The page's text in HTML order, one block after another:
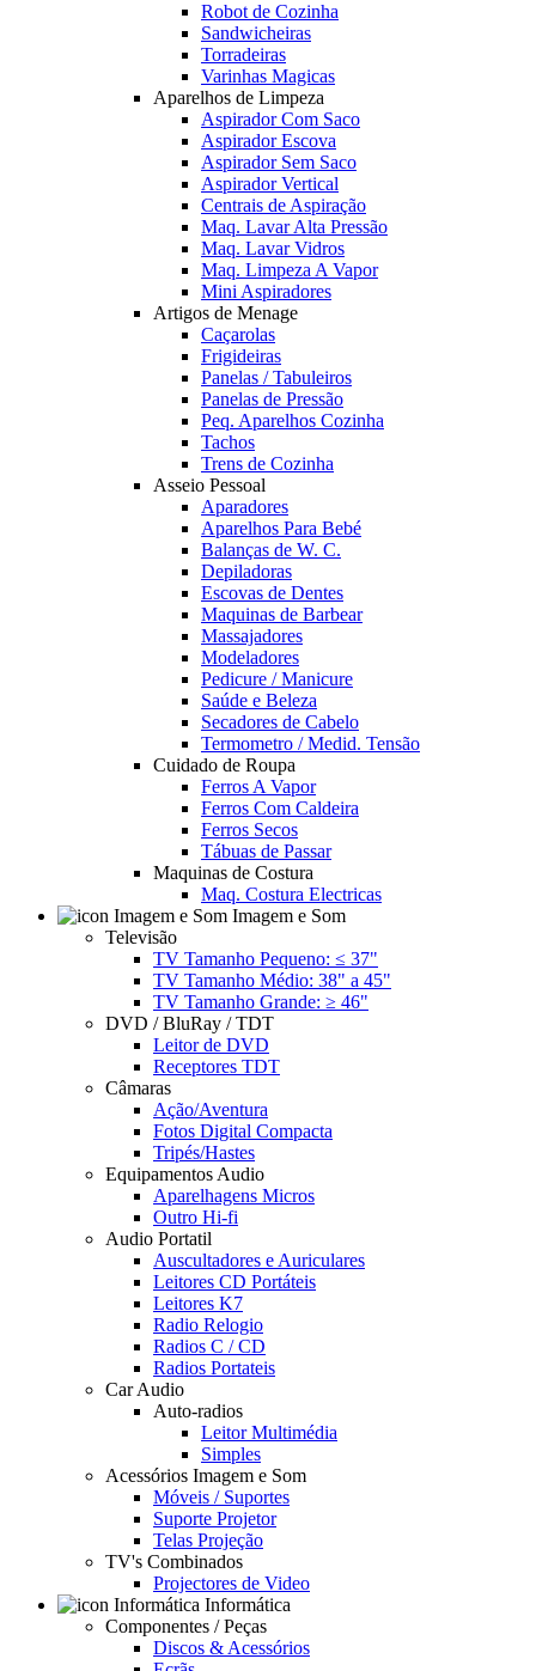
Robot de Cozinha
Sandwicheiras
Torradeiras
Varinhas Magicas
Aparelhos de Limpeza
Aspirador Com Saco
Aspirador Escova
Aspirador Sem Saco
Aspirador Vertical
Centrais de Aspiração
Maq. Lavar Alta Pressão
Maq. Lavar Vidros
Maq. Limpeza A Vapor
Mini Aspiradores
Artigos de Menage
Caçarolas
Frigideiras
Panelas / Tabuleiros
Panelas de Pressão
Peq. Aparelhos Cozinha
Tachos
Trens de Cozinha
Asseio Pessoal
Aparadores
Aparelhos Para Bebé
Balanças de W. C.
Depiladoras
Escovas de Dentes
Maquinas de Barbear
Massajadores
Modeladores
Pedicure / Manicure
Saúde e Beleza
Secadores de Cabelo
Termometro / Medid. Tensão
Cuidado de Roupa
Ferros A Vapor
Ferros Com Caldeira
Ferros Secos
Tábuas de Passar
Maquinas de Costura
Maq. Costura Electricas
Imagem e Som
Televisão
TV Tamanho Pequeno: ≤ 37"
TV Tamanho Médio: 38" a 45"
TV Tamanho Grande: ≥ 46"
DVD / BluRay / TDT
Leitor de DVD
Receptores TDT
Câmaras
Ação/Aventura
Fotos Digital Compacta
Tripés/Hastes
Equipamentos Audio
Aparelhagens Micros
Outro Hi-fi
Audio Portatil
Auscultadores e Auriculares
Leitores CD Portáteis
Leitores K7
Radio Relogio
Radios C / CD
Radios Portateis
Car Audio
Auto-radios
Leitor Multimédia
Simples
Acessórios Imagem e Som
Móveis / Suportes
Suporte Projetor
Telas Projeção
TV's Combinados
Projectores de Video
Informática
Componentes / Peças
Discos & Acessórios